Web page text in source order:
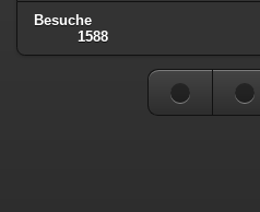
Besuche
1588